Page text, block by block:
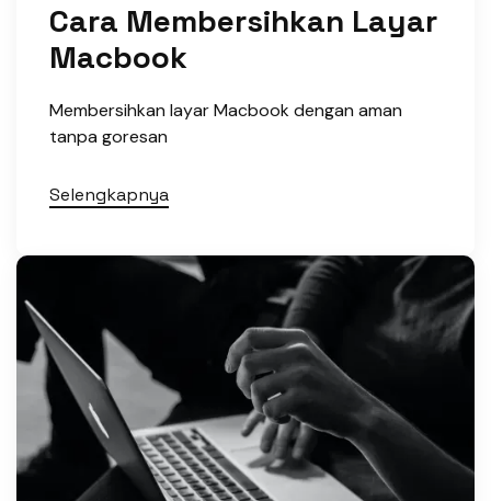
Cara Membersihkan Layar
Macbook
Membersihkan layar Macbook dengan aman
tanpa goresan
Selengkapnya